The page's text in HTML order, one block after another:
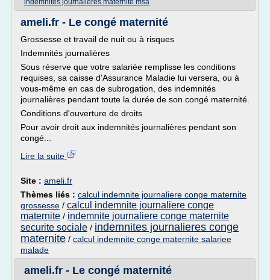
indemnites journalieres maternite msa
ameli.fr - Le congé maternité
Grossesse et travail de nuit ou à risques
Indemnités journalières
Sous réserve que votre salariée remplisse les conditions
requises, sa caisse d'Assurance Maladie lui versera, ou à
vous-même en cas de subrogation, des indemnités
journalières pendant toute la durée de son congé maternité.
Conditions d'ouverture de droits
Pour avoir droit aux indemnités journalières pendant son
congé...
Lire la suite
Site : ameli.fr
Thèmes liés : calcul indemnite journaliere conge maternite
grossesse / calcul indemnite journaliere conge
maternite / indemnite journaliere conge maternite
securite sociale / indemnites journalieres conge
maternite / calcul indemnite conge maternite salariee
malade
ameli.fr - Le congé maternité